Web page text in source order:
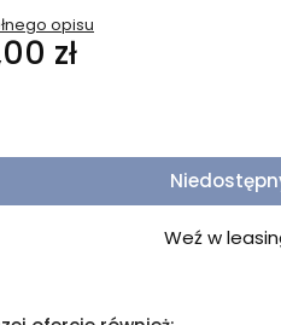
opisu
zł
Weź w